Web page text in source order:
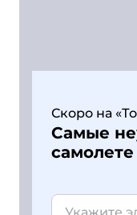
Скоро на
Самые
самолете